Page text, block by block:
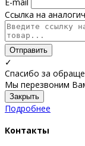
Ссылка на
Отправить
✓
Спасибо за
Мы перезвоним
Закрыть
Подробнее
Контакты